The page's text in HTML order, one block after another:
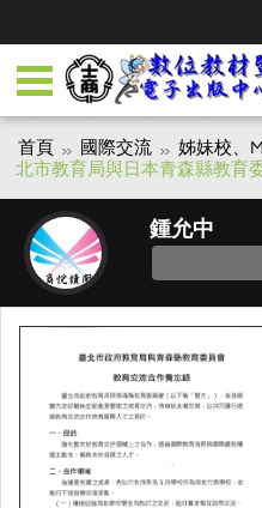
首頁 國際交流 姊妹校、
北市教育局與日本青森縣教育
鍾允中